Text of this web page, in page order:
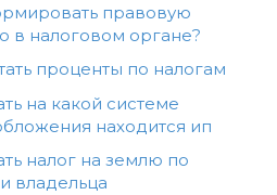
правовую
в налоговом органе?
проценты по налогам
на какой системе
находится ип
налог на землю по
владельца